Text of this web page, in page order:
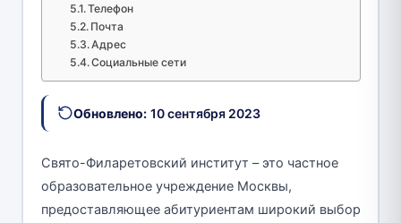
Телефон
Почта
Адрес
Социальные сети
Обновлено: 10 сентября 2023
Свято-Филаретовский институт – это частное
образовательное учреждение Москвы,
предоставляющее абитуриентам широкий выбор